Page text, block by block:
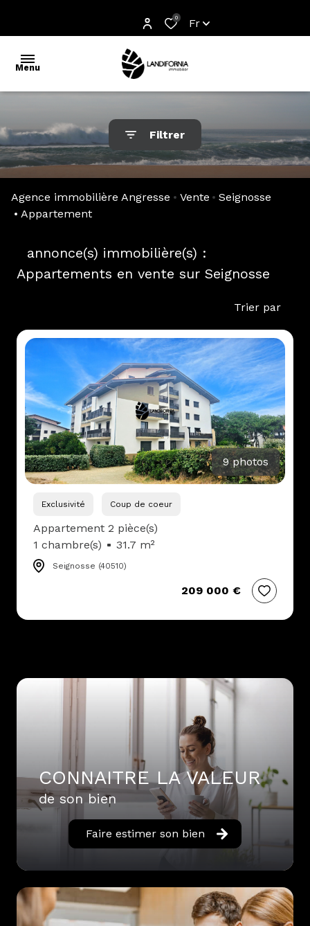
0 Fr
Menu
accueil
l'agence
estimer
mail
contact
Filtrer
Agence immobilière Angresse Vente
Seignosse
Appartement
annonce(s) immobilière(s) :
Appartements en vente sur Seignosse
Trier par
9 photos
Exclusivité Coup de coeur
Appartement 2 pièce(s)
1 chambre(s)
31.7 m²
Seignosse (40510)
209 000 €
CONNAITRE LA VALEUR
de son bien
Faire estimer son bien